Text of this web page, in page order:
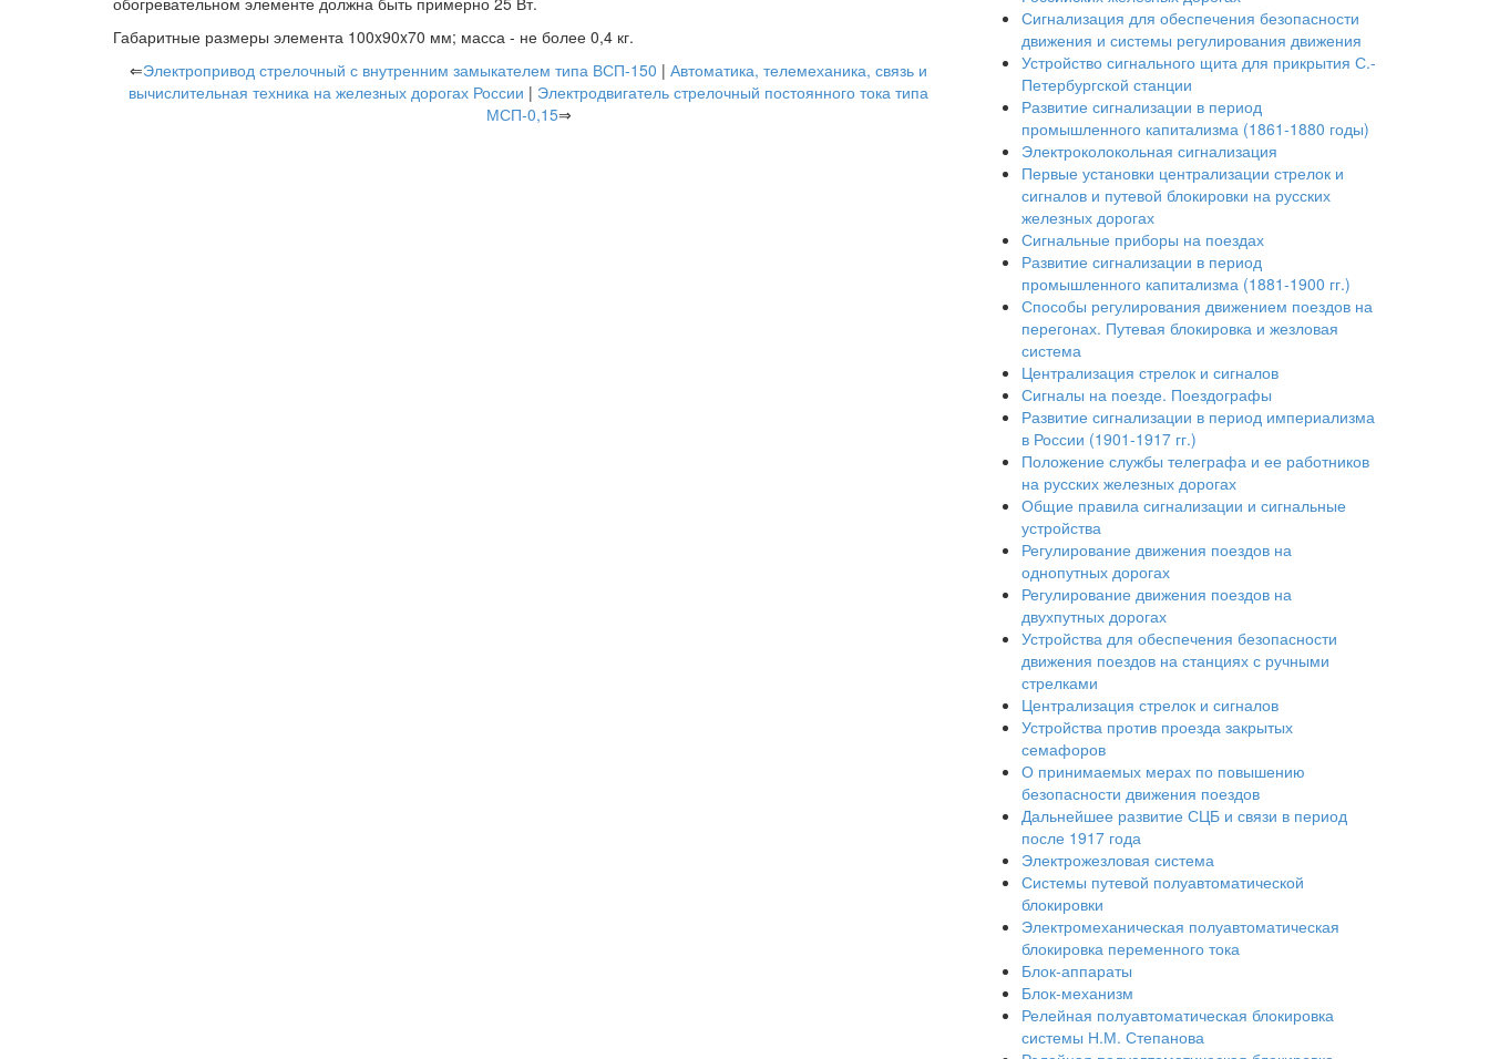
Габаритные размеры элемента 100x90x70 мм; масса - не более 0,4 кг.
⇐Электропривод стрелочный с внутренним замыкателем типа ВСП-150 | Автоматика, телемеханика, связь и
вычислительная техника на железных дорогах России | Электродвигатель стрелочный постоянного тока типа
МСП-0,15⇒
Сигнализация для обеспечения безопасности
движения и системы регулирования движения
Устройство сигнального щита для прикрытия С.-
Петербургской станции
Развитие сигнализации в период
промышленного капитализма (1861-1880 годы)
Электроколокольная сигнализация
Первые установки централизации стрелок и
сигналов и путевой блокировки на русских
железных дорогах
Сигнальные приборы на поездах
Развитие сигнализации в период
промышленного капитализма (1881-1900 гг.)
Способы регулирования движением поездов на
перегонах. Путевая блокировка и жезловая
система
Централизация стрелок и сигналов
Сигналы на поезде. Поездографы
Развитие сигнализации в период империализма
в России (1901-1917 гг.)
Положение службы телеграфа и ее работников
на русских железных дорогах
Общие правила сигнализации и сигнальные
устройства
Регулирование движения поездов на
однопутных дорогах
Регулирование движения поездов на
двухпутных дорогах
Устройства для обеспечения безопасности
движения поездов на станциях с ручными
стрелками
Централизация стрелок и сигналов
Устройства против проезда закрытых
семафоров
О принимаемых мерах по повышению
безопасности движения поездов
Дальнейшее развитие СЦБ и связи в период
после 1917 года
Электрожезловая система
Системы путевой полуавтоматической
блокировки
Электромеханическая полуавтоматическая
блокировка переменного тока
Блок-аппараты
Блок-механизм
Релейная полуавтоматическая блокировка
системы Н.М. Степанова